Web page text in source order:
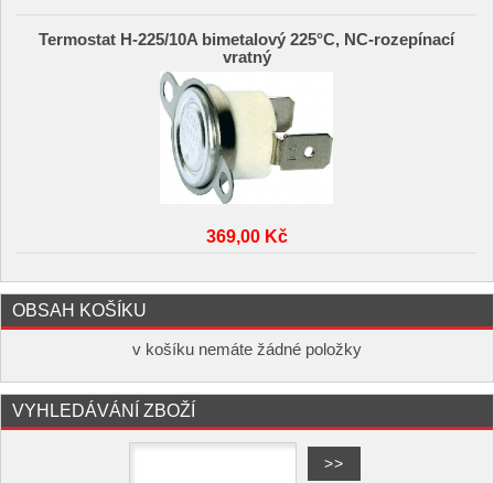
Termostat H-225/10A bimetalový 225°C, NC-rozepínací
vratný
369,00 Kč
OBSAH KOŠÍKU
v košíku nemáte žádné položky
VYHLEDÁVÁNÍ ZBOŽÍ